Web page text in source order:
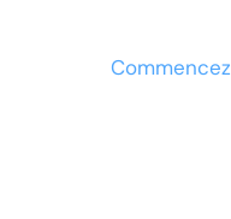
Commencez